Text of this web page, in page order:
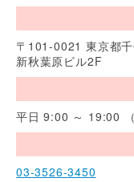
〒101-0021 東京都
新秋葉原ビル2F
平日 9:00 ～ 19:00 （
03-3526-3450